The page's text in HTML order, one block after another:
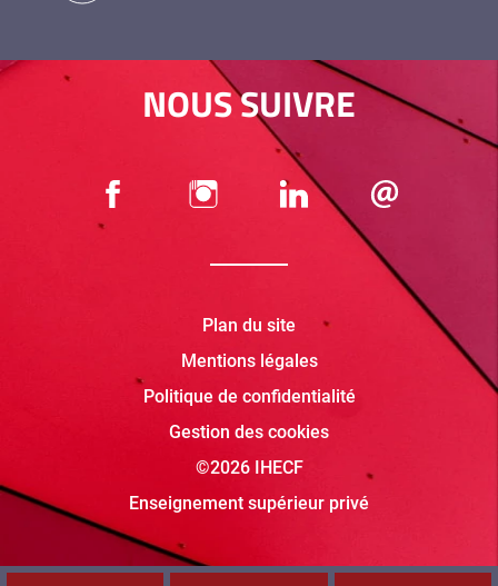
NOUS SUIVRE
Plan du site
Mentions légales
Politique de confidentialité
Gestion des cookies
©2026 IHECF
Enseignement supérieur privé